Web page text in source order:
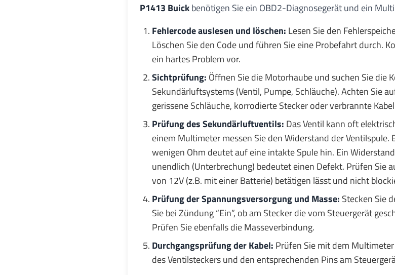
P1413 Buickbenötigen Sie ein OBD2-Diagnosegerät und ein
Fehlercode auslesen und löschen: Lesen Sie den
Löschen Sie den Code und führen Sie eine Probefahrt durch.
ein hartes Problem vor.
Sichtprüfung: Öffnen Sie die Motorhaube und suchen Sie die
Sekundärluftsystems (Ventil, Pumpe, Schläuche). Achten Sie
gerissene Schläuche, korrodierte Stecker oder verbrannte
Prüfung des Sekundärluftventils: Das Ventil kann oft
einem Multimeter messen Sie den Widerstand der Ventilspule.
wenigen Ohm deutet auf eine intakte Spule hin. Ein
unendlich (Unterbrechung) bedeutet einen Defekt. Prüfen Sie
von 12V (z.B. mit einer Batterie) betätigen lässt und nicht
Prüfung der Spannungsversorgung und Masse: Stecken Sie
Sie bei Zündung “Ein”, ob am Stecker die vom Steuergerät
Prüfen Sie ebenfalls die Masseverbindung.
Durchgangsprüfung der Kabel: Prüfen Sie mit dem
des Ventilsteckers und den entsprechenden Pins am